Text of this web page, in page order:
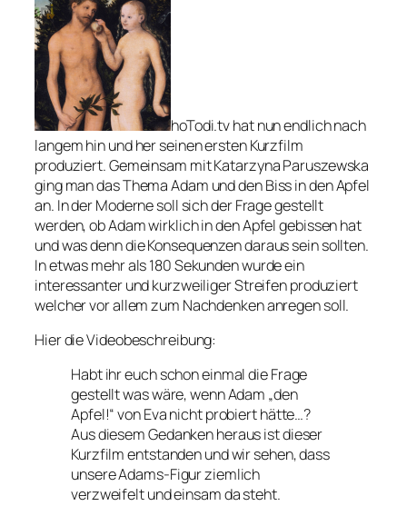
hoTodi.tv hat nun endlich nach
langem hin und her seinen ersten Kurzfilm
produziert. Gemeinsam mit Katarzyna Paruszewska
ging man das Thema Adam und den Biss in den Apfel
an. In der Moderne soll sich der Frage gestellt
werden, ob Adam wirklich in den Apfel gebissen hat
und was denn die Konsequenzen daraus sein sollten.
In etwas mehr als 180 Sekunden wurde ein
interessanter und kurzweiliger Streifen produziert
welcher vor allem zum Nachdenken anregen soll.
Hier die Videobeschreibung:
Habt ihr euch schon einmal die Frage
gestellt was wäre, wenn Adam „den
Apfel!“ von Eva nicht probiert hätte…?
Aus diesem Gedanken heraus ist dieser
Kurzfilm entstanden und wir sehen, dass
unsere Adams-Figur ziemlich
verzweifelt und einsam da steht.